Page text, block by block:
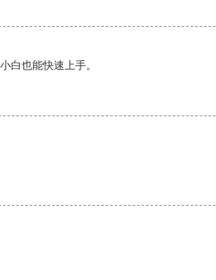
白也能快速上手。